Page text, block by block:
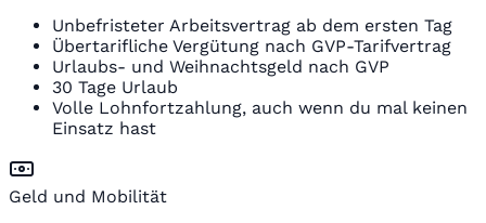
Unbefristeter Arbeitsvertrag ab dem ersten Tag
Übertarifliche Vergütung nach GVP-Tarifvertrag
Urlaubs- und Weihnachtsgeld nach GVP
30 Tage Urlaub
Volle Lohnfortzahlung, auch wenn du mal keinen
Einsatz hast
Geld und Mobilität